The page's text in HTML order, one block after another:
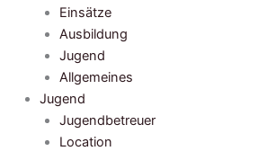
Einsätze
Ausbildung
Jugend
Allgemeines
Jugend
Jugendbetreuer
Location